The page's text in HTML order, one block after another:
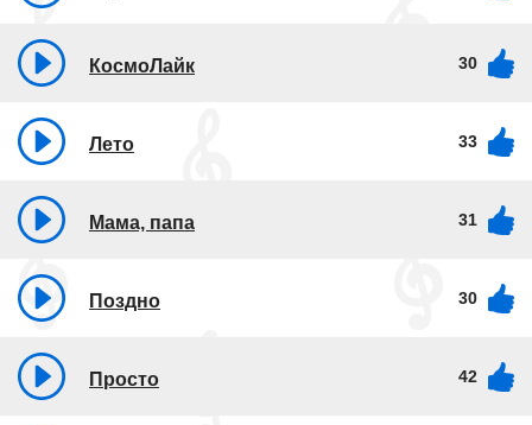
КосмоЛайк 30
Лето 33
Мама, папа 31
Поздно 30
Просто 42